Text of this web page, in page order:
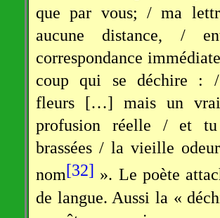
que par vous; / ma
aucune distance, /
correspondance
coup qui se déchire :
fleurs […] mais un vrai
profusion réelle / et tu
brassées / la vieille
nom[32] ». Le poète
de langue. Aussi la «